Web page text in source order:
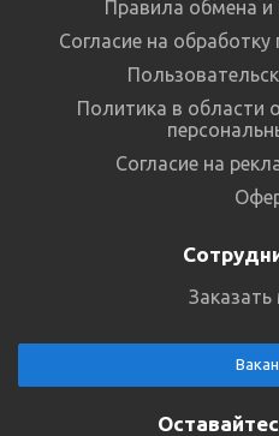
Правила обмена и
Согласие на
Политика в области
Согласие на